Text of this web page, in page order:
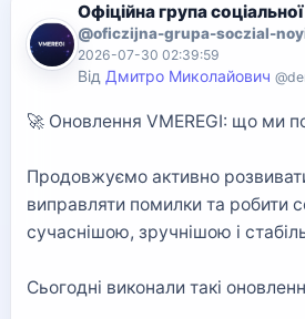
Офіційна група
@oficzijna-grupa-soczial-
2026-07-30 02:39:59
Від Дмитро Миколайович
🚀 Оновлення VMEREGI: що ми
Продовжуємо активно
виправляти помилки та робити
сучаснішою, зручнішою і
Сьогодні виконали такі